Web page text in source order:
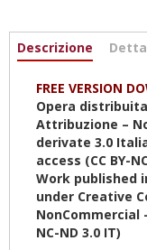
Descrizione (scheda
FREE VERSION
Opera
Attribuzione –
derivate 3.0
access (CC BY-
Work published
under Creative
NonCommercial
NC-ND 3.0 IT)